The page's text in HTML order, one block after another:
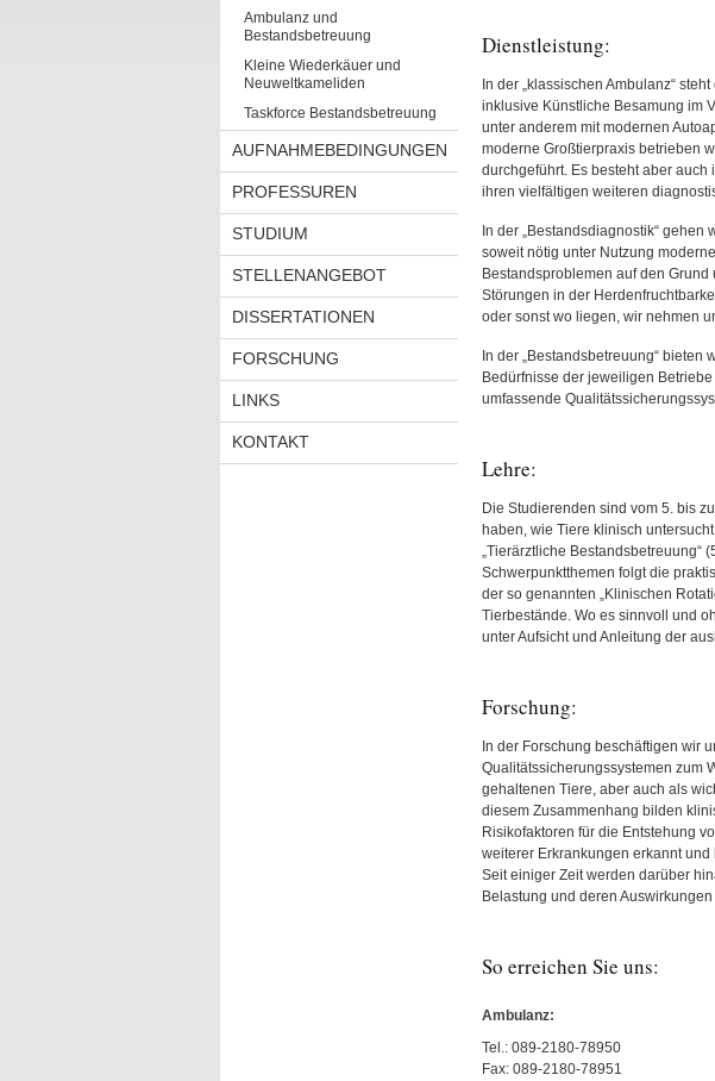
Ambulanz und
Bestandsbetreuung
Kleine Wiederkäuer und
Neuweltkameliden
Taskforce Bestandsbetreuung
AUFNAHMEBEDINGUNGEN
PROFESSUREN
STUDIUM
STELLENANGEBOT
DISSERTATIONEN
FORSCHUNG
LINKS
KONTAKT
Dienstleistung:
In der „klassischen Ambulanz“
inklusive Künstliche Besamung im
unter anderem mit modernen
moderne Großtierpraxis betrieben
durchgeführt. Es besteht aber auch
ihren vielfältigen weiteren
In der „Bestandsdiagnostik“
soweit nötig unter Nutzung
Bestandsproblemen auf den
Störungen in der
oder sonst wo liegen, wir nehmen
In der „Bestandsbetreuung“
Bedürfnisse der jeweiligen
umfassende
Lehre:
Die Studierenden sind vom 5. bis
haben, wie Tiere klinisch
„Tierärztliche Bestandsbetreuung“
Schwerpunktthemen folgt die
der so genannten „Klinischen
Tierbestände. Wo es sinnvoll und
unter Aufsicht und Anleitung der
Forschung:
In der Forschung beschäftigen wir
Qualitätssicherungssystemen zum
gehaltenen Tiere, aber auch als
diesem Zusammenhang bilden
Risikofaktoren für die Entstehung
weiterer Erkrankungen erkannt
Seit einiger Zeit werden darüber
Belastung und deren
So erreichen Sie uns:
Ambulanz:
Tel.: 089-2180-78950
Fax: 089-2180-78951